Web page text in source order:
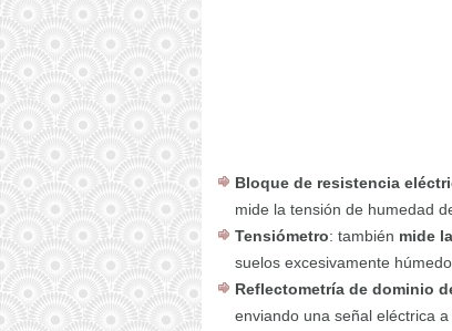
Bloque de resistencia
mide la tensión de humedad
Tensiómetro: también mide
suelos excesivamente
Reflectometría de dominio
enviando una señal eléctrica